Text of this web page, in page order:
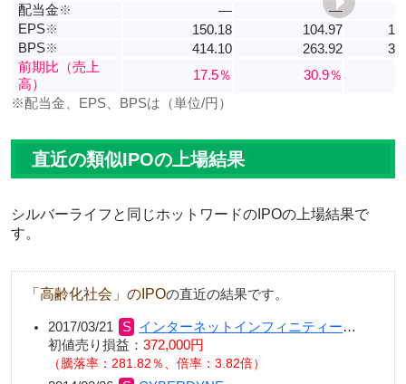
配当金※ ―
―
EPS※ 150.18 104.97
BPS※ 414.10 263.92
前期比（売上
高）
17.5％
30.9％
※配当金、EPS、BPSは（単位/円）
直近の類似IPOの上場結果
シルバーライフと同じホットワードのIPOの上場結果で
す。
「高齢化社会」のIPOの直近の結果です。
2017/03/21 インターネットインフィニティー…
初値売り損益： 372,000円
（騰落率：281.82％、倍率：3.82倍）